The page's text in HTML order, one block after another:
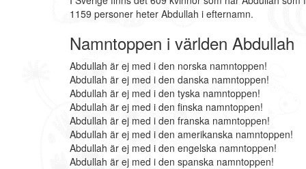
1159 personer heter Abdullah i efternamn.
Namntoppen i världen Abdullah
Abdullah är ej med i den norska namntoppen!
Abdullah är ej med i den danska namntoppen!
Abdullah är ej med i den tyska namntoppen!
Abdullah är ej med i den finska namntoppen!
Abdullah är ej med i den franska namntoppen!
Abdullah är ej med i den amerikanska namntoppen!
Abdullah är ej med i den engelska namntoppen!
Abdullah är ej med i den spanska namntoppen!